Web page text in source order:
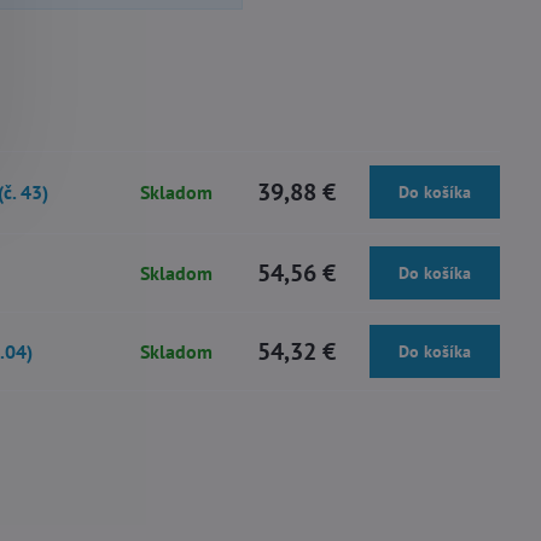
43) Skladom 39,88 € Do košíka
Skladom 54,56 € Do košíka
Skladom 54,32 € Do košíka